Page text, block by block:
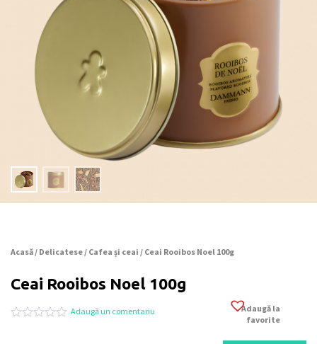
Acasă/ Delicatese/ Cafea și ceai / Ceai Rooibos Noel 100g
Ceai Rooibos Noel 100g
Adaugă un comentariu
Adaugă la
favorite